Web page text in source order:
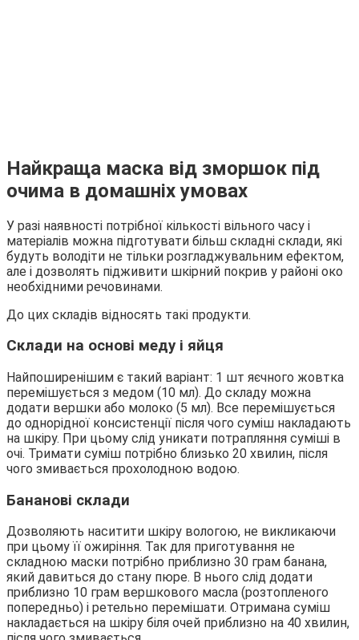
Найкраща маска від зморшок під
очима в домашніх умовах
У разі наявності потрібної кількості вільного часу і
матеріалів можна підготувати більш складні склади, які
будуть володіти не тільки розгладжувальним ефектом,
але і дозволять підживити шкірний покрив у районі око
необхідними речовинами.
До цих складів відносять такі продукти.
Склади на основі меду і яйця
Найпоширенішим є такий варіант: 1 шт яєчного жовтка
перемішується з медом (10 мл). До складу можна
додати вершки або молоко (5 мл). Все перемішується
до однорідної консистенції після чого суміш накладають
на шкіру. При цьому слід уникати потрапляння суміші в
очі. Тримати суміш потрібно близько 20 хвилин, після
чого змивається прохолодною водою.
Бананові склади
Дозволяють наситити шкіру вологою, не викликаючи
при цьому її ожиріння. Так для приготування не
складною маски потрібно приблизно 30 грам банана,
який давиться до стану пюре. В нього слід додати
приблизно 10 грам вершкового масла (розтопленого
попередньо) і ретельно перемішати. Отримана суміш
накладається на шкіру біля очей приблизно на 40 хвилин,